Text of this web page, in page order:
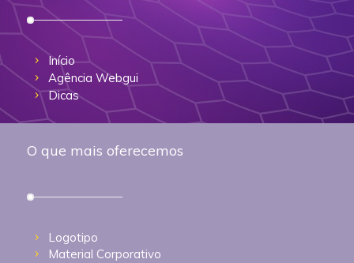
Início
Agência Webgui
Dicas
O que mais oferecemos
Logotipo
Material Corporativo